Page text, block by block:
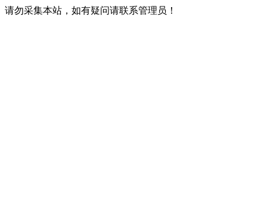
请勿采集本站，如有疑问请联系管理员！